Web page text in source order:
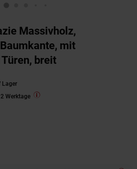
Massivholz,
mit
breit
Lager
Werktage